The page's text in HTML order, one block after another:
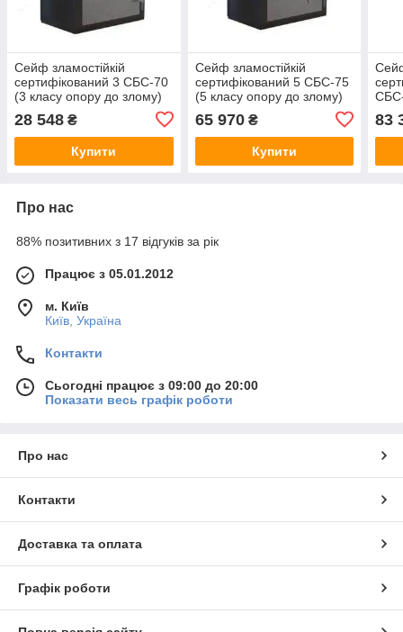
Сейф зламостійкій
сертифікований 3 СБС-70
(3 класу опору до злому)
28 548 ₴
Купити
Сейф зламостійкій
сертифікований 5 СБС-75
(5 класу опору до злому)
750(в)х600(ш)х650(гл) з
двома ключовими
замками
65 970₴
Купити
83
Про нас
88% позитивних з 17 відгуків за рік
Працює з 05.01.2012
м. Київ
Київ, Україна
Контакти
Сьогодні працює з 09:00 до 20:00
Показати весь графік роботи
Про нас
Контакти
Доставка та оплата
Графік роботи